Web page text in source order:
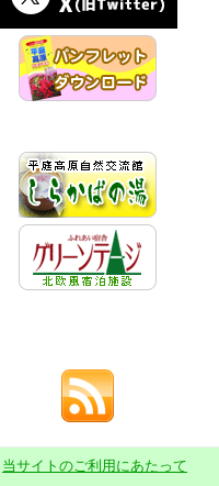
当サイトのご利用にあたって